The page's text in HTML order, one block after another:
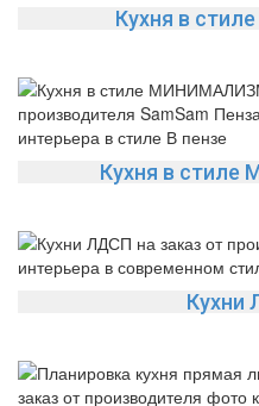
Кухня в
Кухня в
Кухни